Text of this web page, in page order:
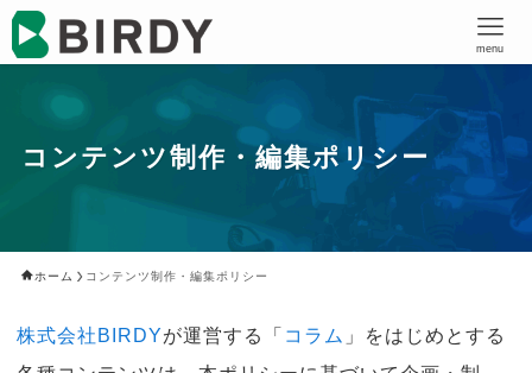
menu
コンテンツ制作・編集ポリシー
ホーム コンテンツ制作・編集ポリシー
株式会社BIRDYが運営する「 コラム 」をはじめとする